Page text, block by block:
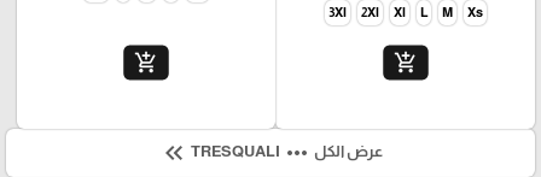
Xs
M
L
Xl
2Xl
3Xl
add_shopping_cart
add_shopping_cart
عرض الكل more_horiz
keyboard_double_arrow_left